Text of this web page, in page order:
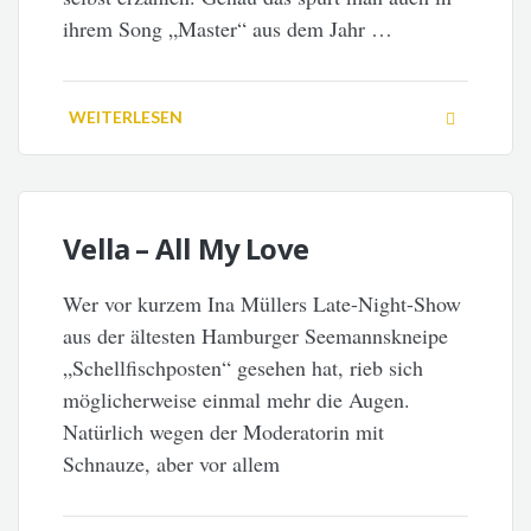
ihrem Song „Master“ aus dem Jahr …
WEITERLESEN
Vella – All My Love
Wer vor kurzem Ina Müllers Late-Night-Show
aus der ältesten Hamburger Seemannskneipe
„Schellfischposten“ gesehen hat, rieb sich
möglicherweise einmal mehr die Augen.
Natürlich wegen der Moderatorin mit
Schnauze, aber vor allem